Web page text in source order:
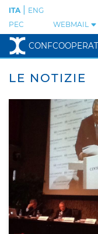
PEC WEBMAIL
ITA ENG
LE NOTIZIE